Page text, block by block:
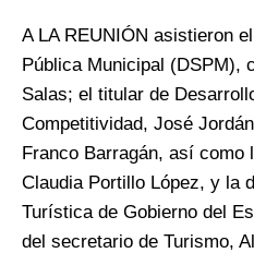
A LA REUNIÓN asistieron
Pública Municipal (DSPM),
Salas; el titular de
Competitividad, José
Franco Barragán, así como
Claudia Portillo López, y la
Turística de Gobierno del
del secretario de Turismo,